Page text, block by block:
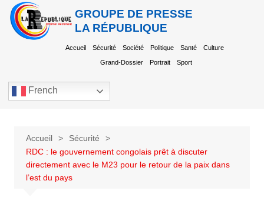
GROUPE DE PRESSE
LA RÉPUBLIQUE
Accueil Sécurité Société Politique Santé Culture
Grand-Dossier Portrait Sport
French
Accueil
Sécurité
RDC : le gouvernement congolais prêt à discuter
directement avec le M23 pour le retour de la paix dans
l’est du pays